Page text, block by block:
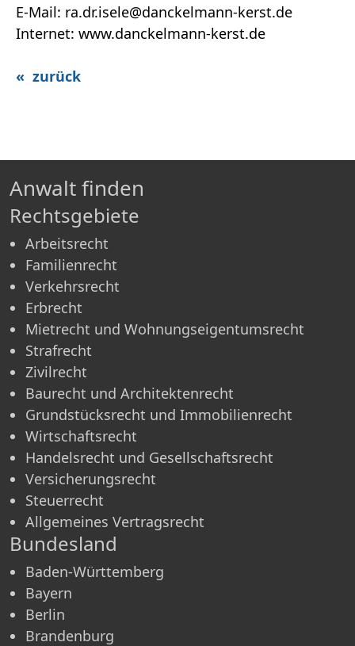
E-Mail: ra.dr.isele@danckelmann-kerst.de
Internet: www.danckelmann-kerst.de
« zurück
Anwalt finden
Rechtsgebiete
Arbeitsrecht
Familienrecht
Verkehrsrecht
Erbrecht
Mietrecht und Wohnungseigentumsrecht
Strafrecht
Zivilrecht
Baurecht und Architektenrecht
Grundstücksrecht und Immobilienrecht
Wirtschaftsrecht
Handelsrecht und Gesellschaftsrecht
Versicherungsrecht
Steuerrecht
Allgemeines Vertragsrecht
Bundesland
Baden-Württemberg
Bayern
Berlin
Brandenburg